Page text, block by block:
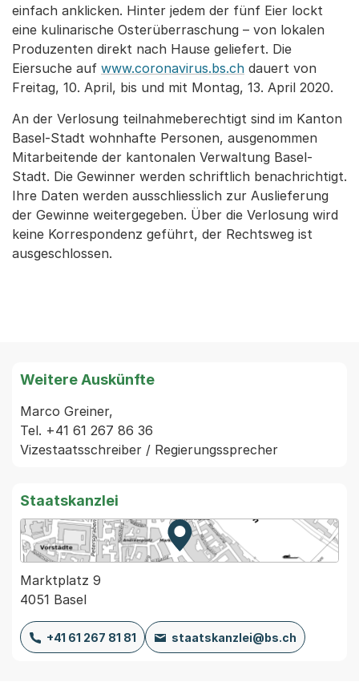
einfach anklicken. Hinter jedem der fünf Eier lockt
eine kulinarische Osterüberraschung – von lokalen
Produzenten direkt nach Hause geliefert. Die
Eiersuche auf www.coronavirus.bs.ch dauert von
Freitag, 10. April, bis und mit Montag, 13. April 2020.
An der Verlosung teilnahmeberechtigt sind im Kanton
Basel-Stadt wohnhafte Personen, ausgenommen
Mitarbeitende der kantonalen Verwaltung Basel-
Stadt. Die Gewinner werden schriftlich benachrichtigt.
Ihre Daten werden ausschliesslich zur Auslieferung
der Gewinne weitergegeben. Über die Verlosung wird
keine Korrespondenz geführt, der Rechtsweg ist
ausgeschlossen.
Weitere Auskünfte
Marco Greiner,
Tel. +41 61 267 86 36
Staatskanzlei
Zur Karte von MapBS.
Externer Link, wird in einem
Marktplatz 9
4051 Basel
+41 61 267 81 81 staatskanzlei@bs.ch